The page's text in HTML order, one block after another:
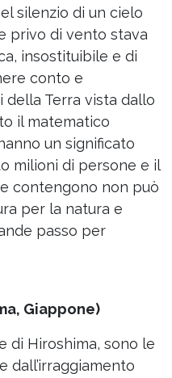
silenzio di un cielo
privo di vento stava
insostituibile e di
conto e
della Terra vista dallo
il matematico
un significato
milioni di persone e il
contengono non può
per la natura e
passo per
Giappone)
di Hiroshima, sono le